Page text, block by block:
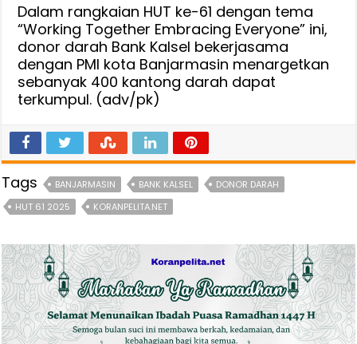
Dalam rangkaian HUT ke-61 dengan tema
“Working Together Embracing Everyone” ini,
donor darah Bank Kalsel bekerjasama
dengan PMI kota Banjarmasin menargetkan
sebanyak 400 kantong darah dapat
terkumpul. (adv/pk)
Tags BANJARMASIN BANK KALSEL
DONOR DARAH
HUT 61 2025
KORANPELITA.NET